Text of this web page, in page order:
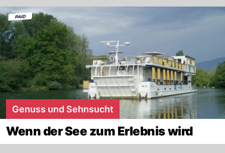
Genuss und Sehnsucht
Wenn der See zum Erlebnis wird